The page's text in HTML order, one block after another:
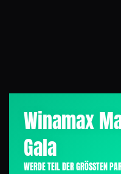
WERDE TEIL DER GRÖSSTEN
Winamax
Gala